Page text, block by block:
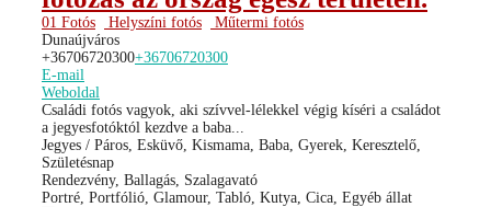
01 Fotós Helyszíni fotós
Műtermi fotós
Dunaújváros
+36706720300+36706720300
E-mail
Weboldal
Családi fotós vagyok, aki szívvel-lélekkel végig kíséri a családot
a jegyesfotóktól kezdve a baba...
Jegyes / Páros, Esküvő, Kismama, Baba, Gyerek, Keresztelő,
Születésnap
Rendezvény, Ballagás, Szalagavató
Portré, Portfólió, Glamour, Tabló, Kutya, Cica, Egyéb állat